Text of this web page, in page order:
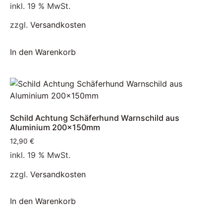
inkl. 19 % MwSt.
zzgl. Versandkosten
In den Warenkorb
Schild Achtung Schäferhund Warnschild aus
Aluminium 200x150mm
12,90 €
inkl. 19 % MwSt.
zzgl. Versandkosten
In den Warenkorb